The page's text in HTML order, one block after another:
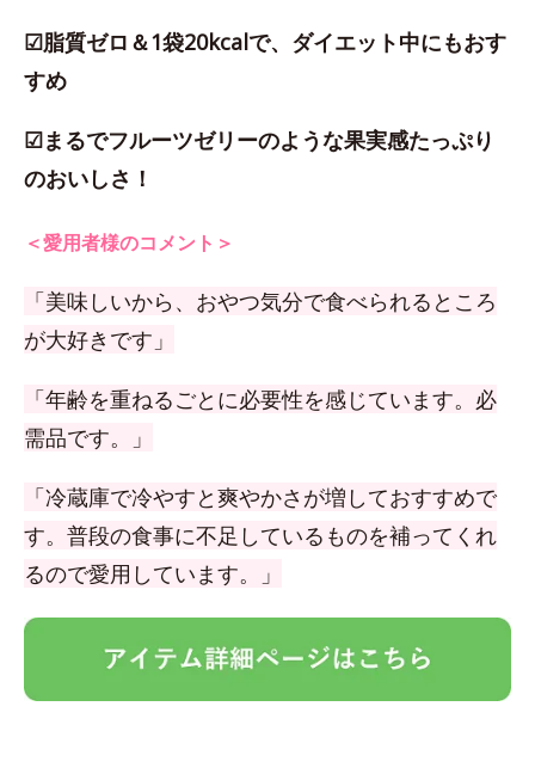
☑脂質ゼロ＆1袋20kcalで、ダイエット中にもおす
すめ
☑まるでフルーツゼリーのような果実感たっぷり
のおいしさ！
＜愛用者様のコメント＞
「美味しいから、おやつ気分で食べられるところ
が大好きです」
「年齢を重ねるごとに必要性を感じています。必
需品です。」
「冷蔵庫で冷やすと爽やかさが増しておすすめで
す。普段の食事に不足しているものを補ってくれ
るので愛用しています。」